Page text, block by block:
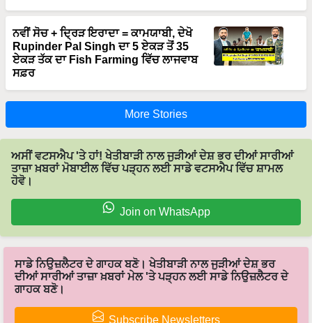
ਨਵੀਂ ਸੋਚ + ਦ੍ਰਿੜ ਇਰਾਦਾ = ਕਾਮਯਾਬੀ, ਦੇਖੋ
Rupinder Pal Singh ਦਾ 5 ਏਕੜ ਤੋਂ 35
ਏਕੜ ਤੱਕ ਦਾ Fish Farming ਵਿੱਚ ਲਾਜਵਾਬ
ਸਫ਼ਰ
More Stories
ਅਸੀਂ ਵਟਸਐਪ 'ਤੇ ਹਾਂ! ਖੇਤੀਬਾੜੀ ਨਾਲ ਜੁੜੀਆਂ ਦੇਸ਼ ਭਰ ਦੀਆਂ ਸਾਰੀਆਂ
ਤਾਜ਼ਾ ਖ਼ਬਰਾਂ ਮੋਬਾਈਲ ਵਿੱਚ ਪੜ੍ਹਨ ਲਈ ਸਾਡੇ ਵਟਸਐਪ ਵਿੱਚ ਸ਼ਾਮਲ
ਹੋਵੋ।
Join on WhatsApp
ਸਾਡੇ ਨਿਉਜ਼ਲੈਟਰ ਦੇ ਗਾਹਕ ਬਣੋ। ਖੇਤੀਬਾੜੀ ਨਾਲ ਜੁੜੀਆਂ ਦੇਸ਼ ਭਰ
ਦੀਆਂ ਸਾਰੀਆਂ ਤਾਜ਼ਾ ਖ਼ਬਰਾਂ ਮੇਲ 'ਤੇ ਪੜ੍ਹਨ ਲਈ ਸਾਡੇ ਨਿਉਜ਼ਲੈਟਰ ਦੇ
ਗਾਹਕ ਬਣੋ।
Subscribe Newsletters